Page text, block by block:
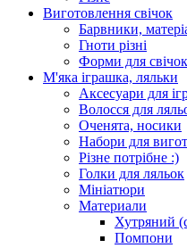
Виготовлення свічок
Барвники,
Гноти різні
Форми для свічок
М'яка іграшка, ляльки
Аксесуари для
Волосся для
Оченята, носики
Набори для
Різне потрібне :)
Голки для ляльок
Мініатюри
Материали
Хутряний
Помпони